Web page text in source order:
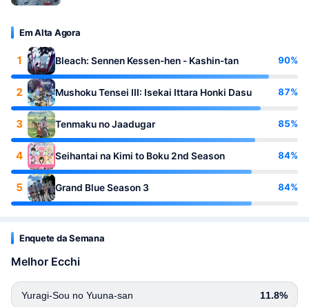
Em Alta Agora
1 Bleach: Sennen Kessen-hen - Kashin-tan 90%
2 Mushoku Tensei III: Isekai Ittara Honki Dasu 87%
3 Tenmaku no Jaadugar 85%
4 Seihantai na Kimi to Boku 2nd Season 84%
5 Grand Blue Season 3 84%
Enquete da Semana
Melhor Ecchi
Yuragi-Sou no Yuuna-san 11.8%